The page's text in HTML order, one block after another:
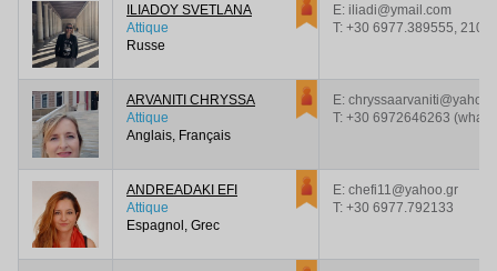
ILIADOY SVETLANA
Attique
Russe
E: iliadi@ymail.com
T: +30 6977.389555, 210-
ARVANITI CHRYSSA
Attique
Anglais, Français
E:
T: +30 6972646263
ANDREADAKI EFI
Attique
Espagnol, Grec
E: chefi11@yahoo.gr
T: +30 6977.792133